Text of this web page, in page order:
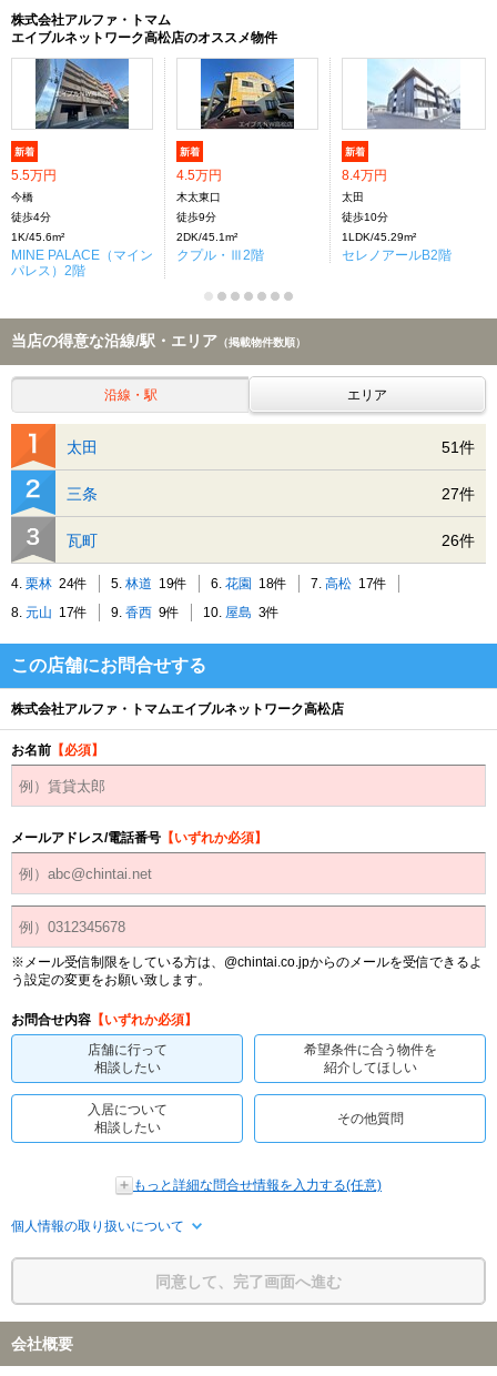
株式会社アルファ・トマム
エイブルネットワーク高松店のオススメ物件
新着
5.5万円
今橋
徒歩4分
1K/45.6m²
MINE PALACE（マイン
パレス）2階
新着
4.5万円
木太東口
徒歩9分
2DK/45.1m²
クプル・Ⅲ2階
新着
8.4万円
太田
徒歩10分
1LDK/45.29m²
セレノアールB2階
当店の得意な沿線/駅・エリア （掲載物件数順）
沿線・駅 エリア
太田 51件
三条 27件
瓦町 26件
4. 栗林 24件 5. 林道 19件 6. 花園 18件 7. 高松 17件
8. 元山 17件 9. 香西 9件 10. 屋島 3件
この店舗にお問合せする
株式会社アルファ・トマムエイブルネットワーク高松店
お名前 【必須】
メールアドレス/電話番号 【いずれか必須】
※メール受信制限をしている方は、@chintai.co.jpからのメールを受信できるよ
う設定の変更をお願い致します。
お問合せ内容 【いずれか必須】
店舗に行って
相談したい
希望条件に合う物件を
紹介してほしい
入居について
相談したい
その他質問
もっと詳細な問合せ情報を入力する(任意)
個人情報の取り扱いについて
同意して、完了画面へ進む
会社概要